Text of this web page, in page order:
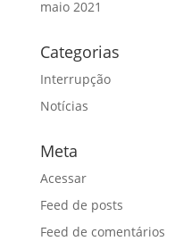
maio 2021
Categorias
Interrupção
Notícias
Meta
Acessar
Feed de posts
Feed de comentários